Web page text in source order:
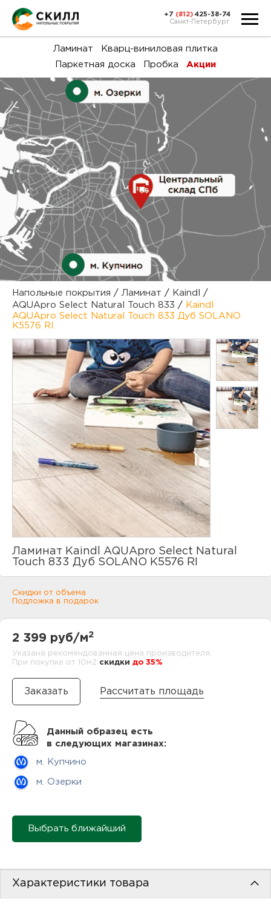
и
+7 (812) 425-38-74
Санкт-Петербург
Ламинат
Кварц-виниловая плитка
Паркетная доска
Пробка Акции
Напольные покрытия / Ламинат / Kaindl
/
AQUApro Select Natural Touch 833 /
Kaindl
AQUApro Select Natural Touch 833 Дуб SOLANO
K5576 RI
Ламинат Kaindl AQUApro Select Natural
Touch 833 Дуб SOLANO K5576 RI
Скидки от объема
Подложка в подарок
2 399 руб/м2
Указана рекомендованная цена производителя.
При покупке от 10м2 cкидки до 35%
Рассчитать площадь
Данный образец есть
в следующих магазинах:
м. Купчино
м. Озерки
Выбрать ближайший
Характеристики товара